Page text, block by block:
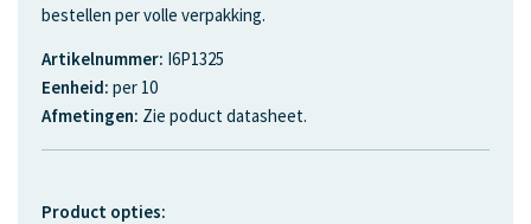
bestellen per volle verpakking.
Artikelnummer: I6P1325
Eenheid: per 10
Afmetingen: Zie poduct datasheet.
Product opties: